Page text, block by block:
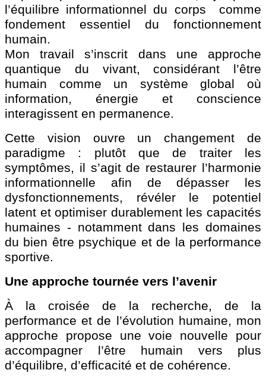
l’équilibre informationnel du corps comme
fondement essentiel du fonctionnement
humain.
Mon travail s’inscrit dans une approche
quantique du vivant, considérant l’être
humain comme un système global où
information, énergie et conscience
interagissent en permanence.
Cette vision ouvre un changement de
paradigme : plutôt que de traiter les
symptômes, il s’agit de restaurer l’harmonie
informationnelle afin de dépasser les
dysfonctionnements, révéler le potentiel
latent et optimiser durablement les capacités
humaines - notamment dans les domaines
du bien être psychique et de la performance
sportive.
Une approche tournée vers l’avenir
À la croisée de la recherche, de la
performance et de l’évolution humaine, mon
approche propose une voie nouvelle pour
accompagner l’être humain vers plus
d’équilibre, d’efficacité et de cohérence.